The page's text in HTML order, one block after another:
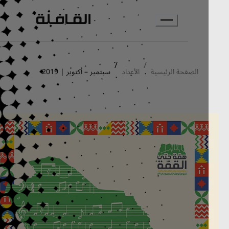
انتقل إلى المحتوى الرئيسي
الصفحة الرئيسية / الأعداد / سبتمبر – أكتوبر | 2019